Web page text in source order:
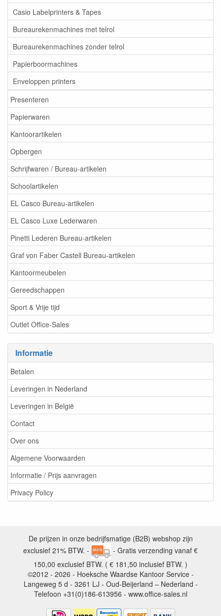
Casio Labelprinters & Tapes
Bureaurekenmachines met telrol
Bureaurekenmachines zonder telrol
Papierboormachines
Enveloppen printers
Presenteren
Papierwaren
Kantoorartikelen
Opbergen
Schrijfwaren / Bureau-artikelen
Schoolartikelen
EL Casco Bureau-artikelen
EL Casco Luxe Lederwaren
Pinetti Lederen Bureau-artikelen
Graf von Faber Castell Bureau-artikelen
Kantoormeubelen
Gereedschappen
Sport & Vrije tijd
Outlet Office-Sales
Informatie
Betalen
Leveringen in Nederland
Leveringen in België
Contact
Over ons
Algemene Voorwaarden
Informatie / Prijs aanvragen
Privacy Policy
De prijzen in onze bedrijfsmatige (B2B) webshop zijn
exclusief 21% BTW. -
- Gratis verzending vanaf €
150,00 exclusief BTW. ( € 181,50 inclusief BTW. )
©2012 - 2026 - Hoeksche Waardse Kantoor Service -
Langeweg 5 d - 3261 LJ - Oud-Beijerland – Nederland -
Telefoon +31(0)186-613956 - www.office-sales.nl